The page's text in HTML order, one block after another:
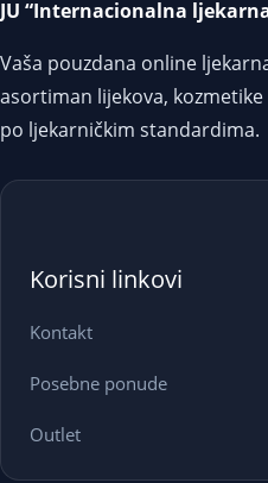
JU “Internacionalna
Vaša pouzdana online
asortiman lijekova,
po ljekarničkim standardima.
Korisni linkovi
Kontakt
Posebne ponude
Outlet